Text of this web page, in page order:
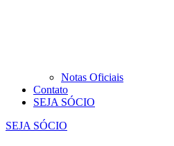
Notas Oficiais
Contato
SEJA SÓCIO
SEJA SÓCIO